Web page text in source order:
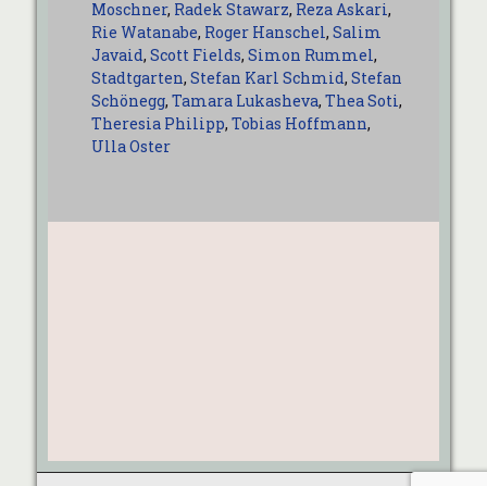
Moschner, Radek Stawarz, Reza Askari,
Rie Watanabe, Roger Hanschel, Salim
Javaid, Scott Fields, Simon Rummel,
Stadtgarten, Stefan Karl Schmid, Stefan
Schönegg, Tamara Lukasheva, Thea Soti,
Theresia Philipp, Tobias Hoffmann,
Ulla Oster